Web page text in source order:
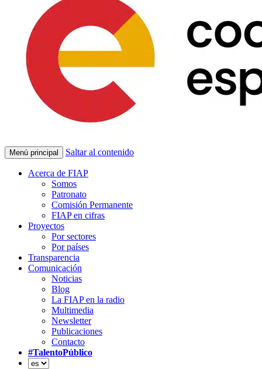
Menú principal Saltar al contenido
Acerca de FIAP
Somos
Patronato
Comisión Permanente
FIAP en cifras
Proyectos
Por sectores
Por países
Transparencia
Comunicación
Noticias
Blog
La FIAP en la radio
Multimedia
Newsletter
Publicaciones
Contacto
#TalentoPúblico